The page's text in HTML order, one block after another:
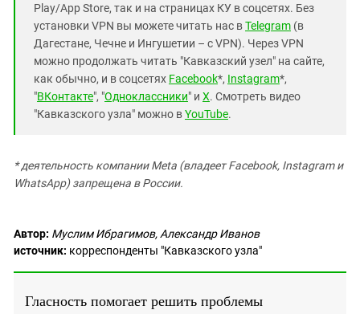
Play/App Store, так и на страницах КУ в соцсетях. Без
установки VPN вы можете читать нас вTelegram (в
Дагестане, Чечне и Ингушетии – с VPN). Через VPN
можно продолжать читать "Кавказский узел" на сайте,
как обычно, и в соцсетях Facebook*, Instagram*,
"ВКонтакте", "Одноклассники" и X. Смотреть видео
"Кавказского узла" можно вYouTube.
* деятельность компании Meta (владеет Facebook, Instagram и
WhatsApp) запрещена в России.
Автор: Муслим Ибрагимов, Александр Иванов
источник: корреспонденты "Кавказского узла"
Гласность помогает решить проблемы